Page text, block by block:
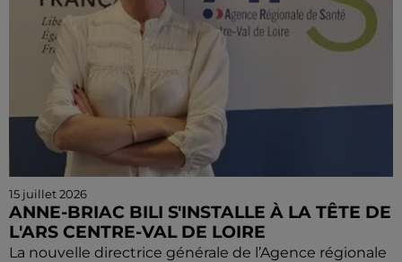
15 juillet 2026
ANNE-BRIAC BILI S'INSTALLE À LA TÊTE DE
L'ARS CENTRE-VAL DE LOIRE
La nouvelle directrice générale de l’Agence régionale